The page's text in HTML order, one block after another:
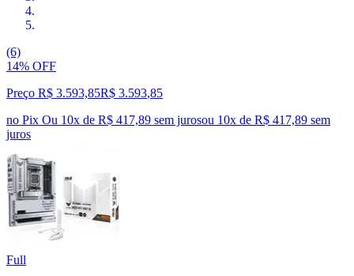
(6)
14% OFF
Preço R$ 3.593,85R$ 3.593,85
no Pix Ou 10x de R$ 417,89 sem jurosou 10x de R$ 417,89 sem
juros
Full